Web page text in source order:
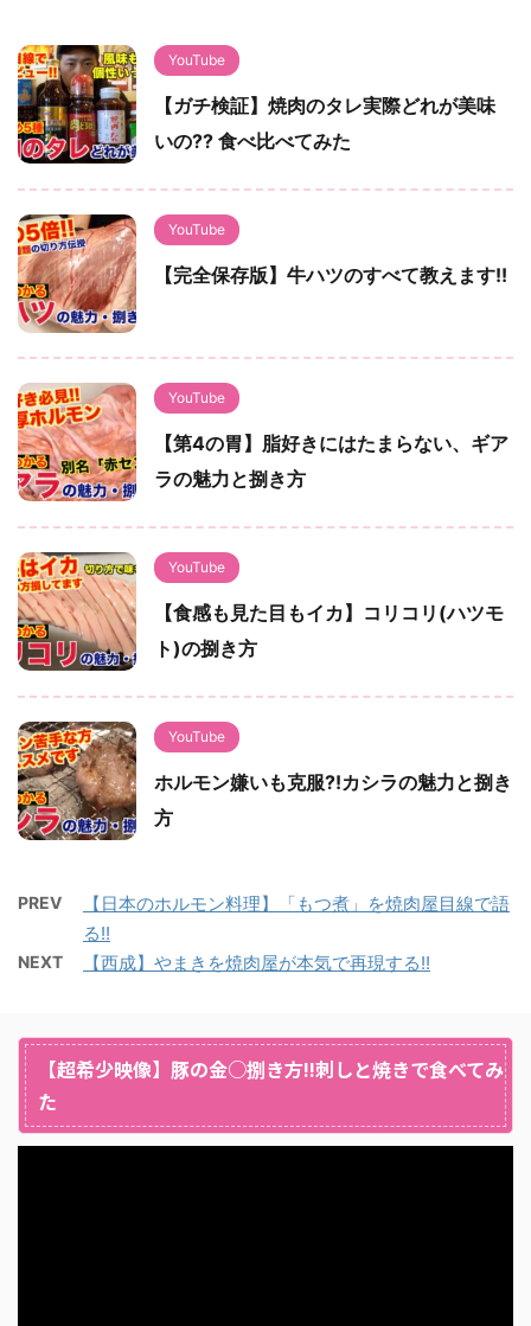
YouTube
【ガチ検証】焼肉のタレ実際どれが美味
いの?? 食べ比べてみた
YouTube
【完全保存版】牛ハツのすべて教えます!!
YouTube
【第4の胃】脂好きにはたまらない、ギア
ラの魅力と捌き方
YouTube
【食感も見た目もイカ】コリコリ(ハツモ
ト)の捌き方
YouTube
ホルモン嫌いも克服?!カシラの魅力と捌き
方
PREV
【日本のホルモン料理】「もつ煮」を焼肉屋目線で語
る!!
NEXT 【西成】やまきを焼肉屋が本気で再現する!!
【超希少映像】豚の金○捌き方!!刺しと焼きで食べてみ
た